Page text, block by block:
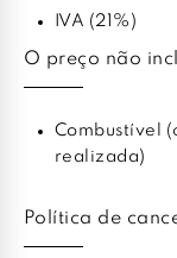
IVA (21%)
O preço não
Combustível
realizada)
Política de